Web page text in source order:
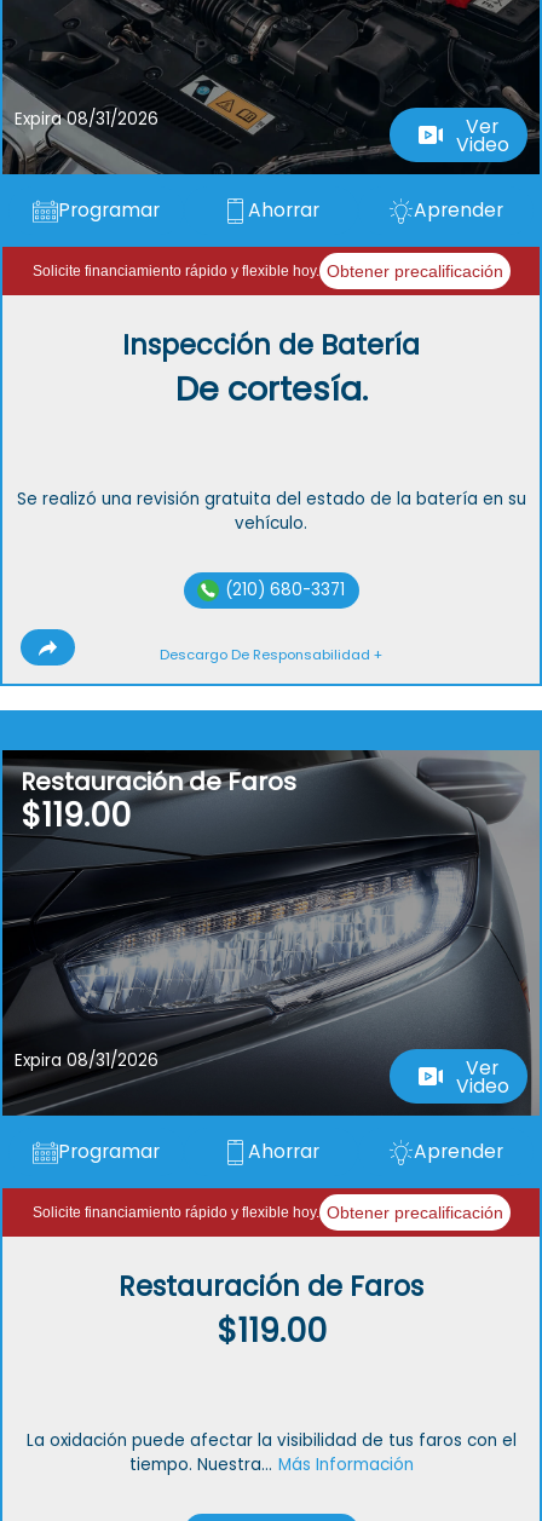
Expira 08/31/2026 Ver
Video
Programar Ahorrar Aprender
Solicite financiamiento rápido y flexible hoy. Obtener precalificación
Inspección de Batería
De cortesía.
Se realizó una revisión gratuita del estado de la batería en su
vehículo.
(210) 680-3371
Descargo De Responsabilidad +
Restauración de Faros
$119.00
Expira 08/31/2026 Ver
Video
Programar Ahorrar Aprender
Solicite financiamiento rápido y flexible hoy. Obtener precalificación
Restauración de Faros
$119.00
La oxidación puede afectar la visibilidad de tus faros con el
tiempo. Nuestra... Más Información